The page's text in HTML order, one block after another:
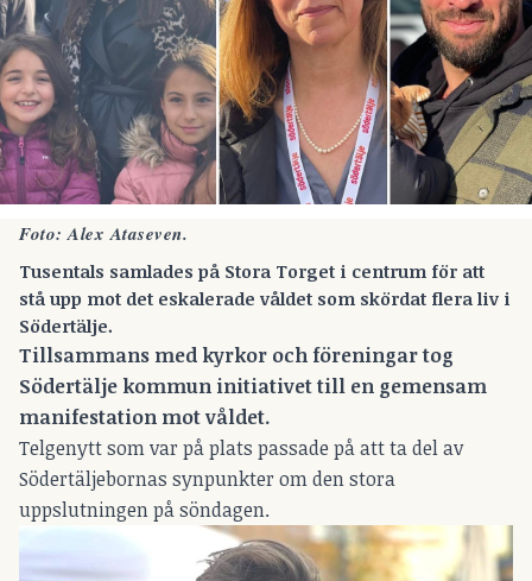
Foto: Alex Ataseven.
Tusentals samlades på Stora Torget i centrum för att
stå upp mot det eskalerade våldet som skördat flera liv i
Södertälje.
Tillsammans med kyrkor och föreningar tog
Södertälje kommun initiativet till en gemensam
manifestation mot våldet.
Telgenytt som var på plats passade på att ta del av
Södertäljebornas synpunkter om den stora
uppslutningen på söndagen.